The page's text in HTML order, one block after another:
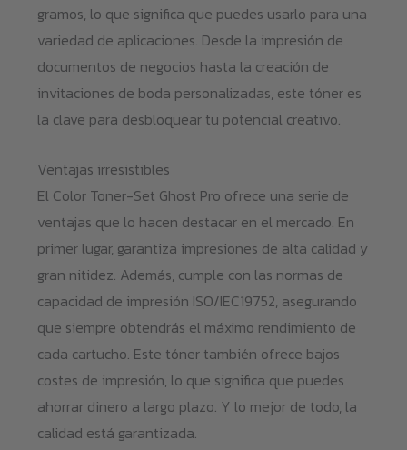
gramos, lo que significa que puedes usarlo para una
variedad de aplicaciones. Desde la impresión de
documentos de negocios hasta la creación de
invitaciones de boda personalizadas, este tóner es
la clave para desbloquear tu potencial creativo.
Ventajas irresistibles
El Color Toner-Set Ghost Pro ofrece una serie de
ventajas que lo hacen destacar en el mercado. En
primer lugar, garantiza impresiones de alta calidad y
gran nitidez. Además, cumple con las normas de
capacidad de impresión ISO/IEC19752, asegurando
que siempre obtendrás el máximo rendimiento de
cada cartucho. Este tóner también ofrece bajos
costes de impresión, lo que significa que puedes
ahorrar dinero a largo plazo. Y lo mejor de todo, la
calidad está garantizada.